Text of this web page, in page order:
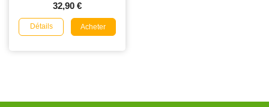
32,90 €
Détails Acheter